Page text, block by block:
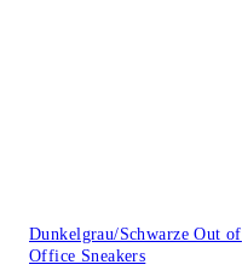
Dunkelgrau/Schwarze Out of
Office Sneakers